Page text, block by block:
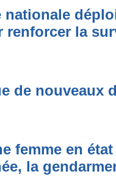
nationale
renforcer la
de nouveaux
femme en
la